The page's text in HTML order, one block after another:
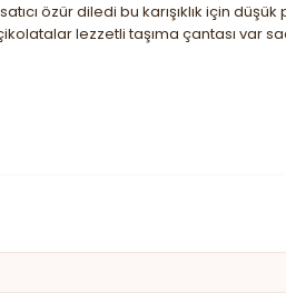
özür diledi bu karışıklık için
lezzetli taşıma çantası var